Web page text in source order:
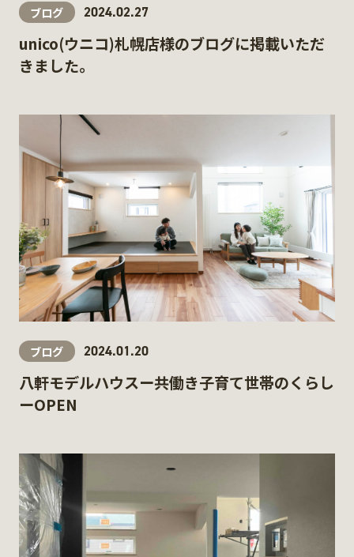
ブログ 2024.02.27
unico(ウニコ)札幌店様のブログに掲載いただ
きました。
ブログ 2024.01.20
八軒モデルハウスー共働き子育て世帯のくらし
ーOPEN